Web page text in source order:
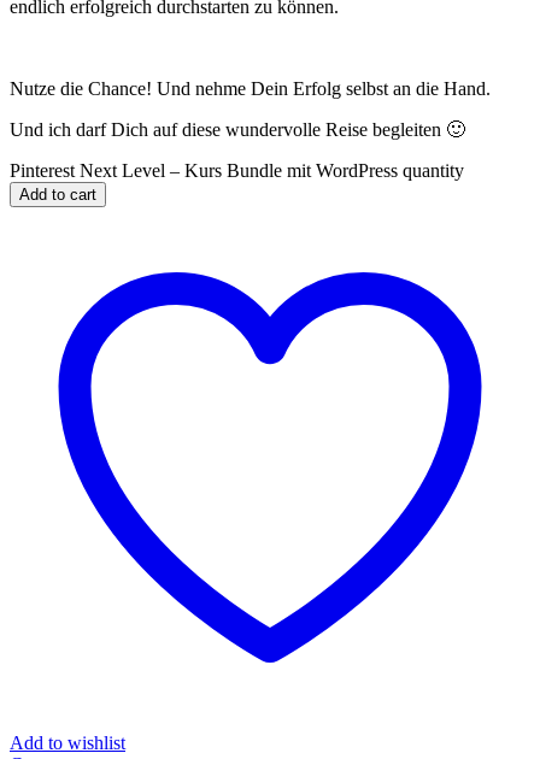
endlich erfolgreich durchstarten zu können.
Nutze die Chance! Und nehme Dein Erfolg selbst an die Hand.
Und ich darf Dich auf diese wundervolle Reise begleiten 🙂
Pinterest Next Level – Kurs Bundle mit WordPress quantity
Add to cart
Add to wishlist